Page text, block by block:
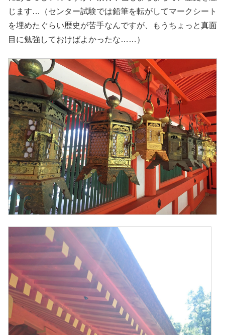
じます…（センター試験では鉛筆を転がしてマークシート
を埋めたぐらい歴史が苦手なんですが、もうちょっと真面
目に勉強しておけばよかったな……）